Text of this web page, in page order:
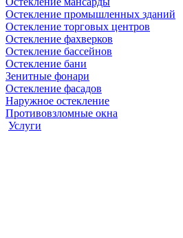
Остекление промышленных зданий
Остекление торговых центров
Остекление фахверков
Остекление бассейнов
Остекление бани
Зенитные фонари
Остекление фасадов
Наружное остекление
Противовзломные окна
Услуги